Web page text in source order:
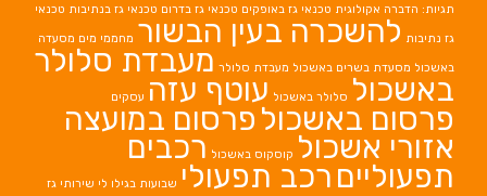
תגיות: הדברה אקולוגית טכנאי גז באופקים טכנאי גז בדרום טכנאי גז בנתיבות טכנאי
גז נתיבות להשכרה בעין הבשור מחממי מים מסעדה
באשכול מסעדת בשרים באשכול מעבדת סלולר מעבדת סלולר
באשכול סלולר באשכול עוטף עזה עסקים
פרסום באשכול פרסום במועצה
אזורי אשכול קוסקוס באשכול רכבים
תפעוליים רכב תפעולי שבועות בגילו לי שירותי גז